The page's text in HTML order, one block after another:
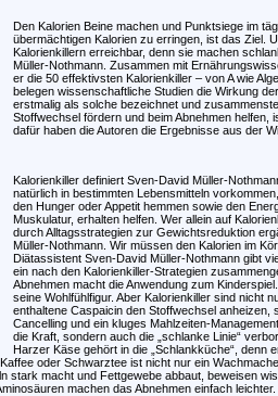
Den Kalorien Beine machen und Punktsiege im
übermächtigen Kalorien zu erringen, ist das Ziel.
Kalorienkillern erreichbar, denn sie machen
Müller-Nothmann. Zusammen mit
er die 50 effektivsten Kalorienkiller – von A wie
belegen wissenschaftliche Studien die Wirkung
erstmalig als solche bezeichnet und
Stoffwechsel fördern und beim Abnehmen helfen,
dafür haben die Autoren die Ergebnisse aus der
Kalorienkiller definiert Sven-David Müller-
natürlich in bestimmten Lebensmitteln
den Hunger oder Appetit hemmen sowie den
Muskulatur, erhalten helfen. Wer allein auf
durch Alltagsstrategien zur Gewichtsreduktion
Müller-Nothmann. Wir müssen den Kalorien im
Diätassistent Sven-David Müller-Nothmann gibt
ein nach den Kalorienkiller-Strategien
Abnehmen macht die Anwendung zum
seine Wohlfühlfigur. Aber Kalorienkiller sind nicht
enthaltene Caspaicin den Stoffwechsel anheizen,
Cancelling und ein kluges Mahlzeiten-
die Kraft, sondern auch die „schlanke Linie“
Harzer Käse gehört in die „Schlankküche“, denn
oder Schwarztee ist nicht nur ein
stark macht und Fettgewebe abbaut, beweisen
machen das Abnehmen einfach leichter.